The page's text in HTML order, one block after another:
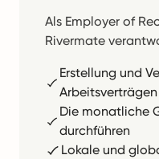
Als Employer of
Rivermate
Erstellung und
Arbeitsverträgen
Die monatliche
durchführen
Lokale und